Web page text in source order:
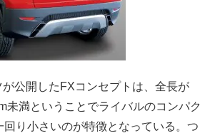
公開したFXコンセプトは、全長が
未満ということでライバルのコンパク
回り小さいのが特徴となっている。つ